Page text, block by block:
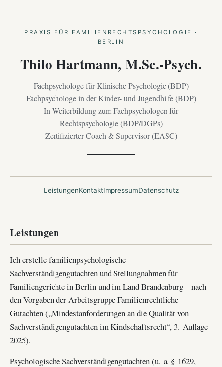
PRAXIS FÜR FAMILIENRECHTSPSYCHOLOGIE ·
BERLIN
Thilo Hartmann, M.Sc.-Psych.
Fachpsychologe für Klinische Psychologie (BDP)
Fachpsychologe in der Kinder- und Jugendhilfe (BDP)
In Weiterbildung zum Fachpsychologen für
Rechtspsychologie (BDP/DGPs)
Zertifizierter Coach & Supervisor (EASC)
LeistungenKontaktImpressumDatenschutz
Leistungen
Ich erstelle familienpsychologische
Sachverständigengutachten und Stellungnahmen für
Familiengerichte in Berlin und im Land Brandenburg – nach
den Vorgaben der Arbeitsgruppe Familienrechtliche
Gutachten („Mindestanforderungen an die Qualität von
Sachverständigengutachten im Kindschaftsrecht“, 3. Auflage
2025).
Psychologische Sachverständigengutachten (u. a. § 1629,